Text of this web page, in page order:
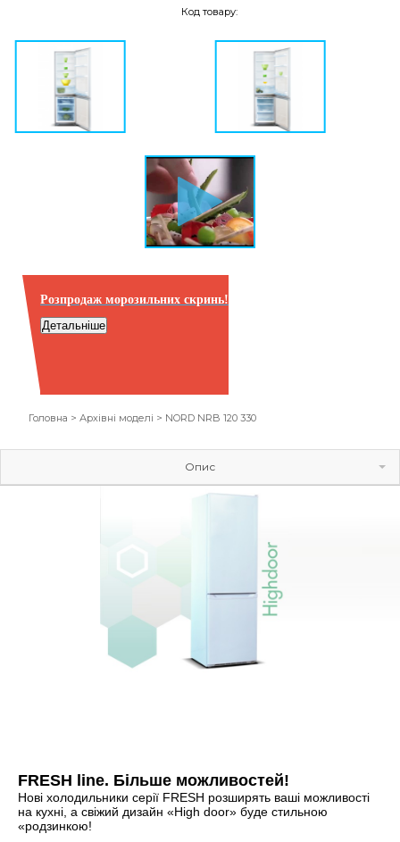
Код товару:
Розпродаж морозильних скринь!
Детальніше
Головна >Архівні моделі > NORD NRB 120 330
Опис
FRESH line. Більше можливостей!
Нові холодильники серії FRESH розширять ваші можливості
на кухні, а свіжий дизайн «High door» буде стильною
«родзинкою!